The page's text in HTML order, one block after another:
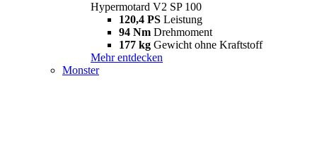
Hypermotard V2 SP 100
120,4 PS Leistung
94 Nm Drehmoment
177 kg Gewicht ohne Kraftstoff
Mehr entdecken
Monster